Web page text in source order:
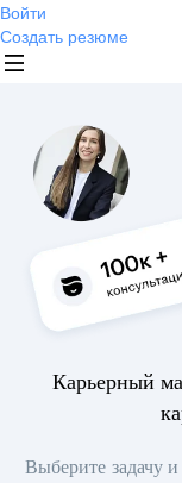
Войти
Создать резюме
Карьерный
Выберите задачу